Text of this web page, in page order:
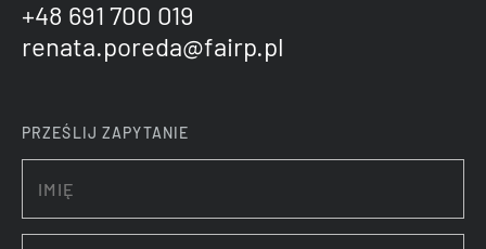
+48 691 700 019
renata.poreda@fairp.pl
PRZEŚLIJ ZAPYTANIE